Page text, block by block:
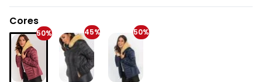
Cores
50% 45% 50%